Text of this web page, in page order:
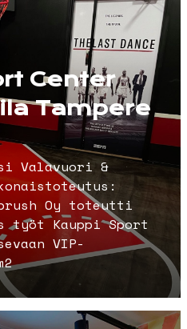
Center
Tampere
Valavuori &
Oy toteutti
työt Kauppi Sport
VIP-